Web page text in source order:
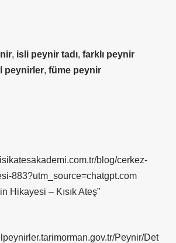
, isli peynir tadı, farklı peynir
peynirler, füme peynir
blog/cerkez-
883?utm_source=chatgpt.com
Hikayesi – Kısık Ateş”
Peynir/Det